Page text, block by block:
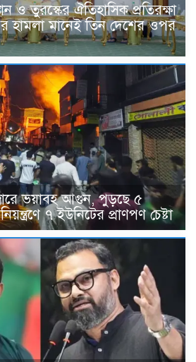
ও তুরস্কের ঐতিহাসিক প্রতিরক্ষা
হামলা মানেই তিন দেশের ওপর
ভয়াবহ আগুন, পুড়ছে ৫
৭ ইউনিটের প্রাণপণ চেষ্টা